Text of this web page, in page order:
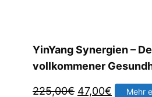
YinYang Synergien –
vollkommener
225,00€ Ursprünglicher
47,00€ Mehr